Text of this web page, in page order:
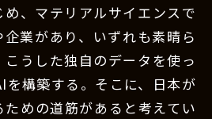
、マテリアルサイエンスで
業があり、いずれも素晴ら
うした独自のデータを使っ
を構築する。そこに、日本が
めの道筋があると考えてい